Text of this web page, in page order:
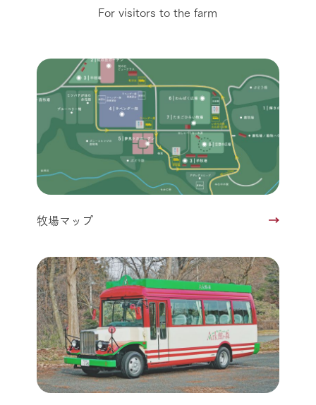
For visitors to the farm
牧場マップ